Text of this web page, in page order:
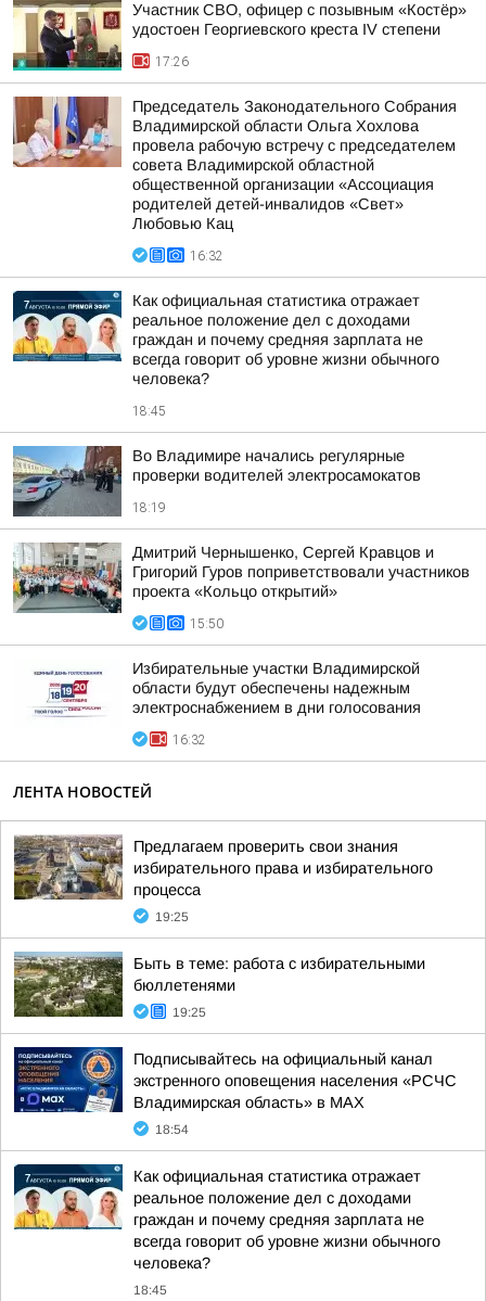
Участник СВО, офицер с позывным «Костёр»
удостоен Георгиевского креста IV степени
17:26
Председатель Законодательного Собрания
Владимирской области Ольга Хохлова
провела рабочую встречу с председателем
совета Владимирской областной
общественной организации «Ассоциация
родителей детей-инвалидов «Свет»
Любовью Кац
16:32
Как официальная статистика отражает
реальное положение дел с доходами
граждан и почему средняя зарплата не
всегда говорит об уровне жизни обычного
человека?
18:45
Во Владимире начались регулярные
проверки водителей электросамокатов
18:19
Дмитрий Чернышенко, Сергей Кравцов и
Григорий Гуров поприветствовали участников
проекта «Кольцо открытий»
15:50
Избирательные участки Владимирской
области будут обеспечены надежным
электроснабжением в дни голосования
16:32
ЛЕНТА НОВОСТЕЙ
Предлагаем проверить свои знания
избирательного права и избирательного
процесса
19:25
Быть в теме: работа с избирательными
бюллетенями
19:25
Подписывайтесь на официальный канал
экстренного оповещения населения «РСЧС
Владимирская область» в МАХ
18:54
Как официальная статистика отражает
реальное положение дел с доходами
граждан и почему средняя зарплата не
всегда говорит об уровне жизни обычного
человека?
18:45